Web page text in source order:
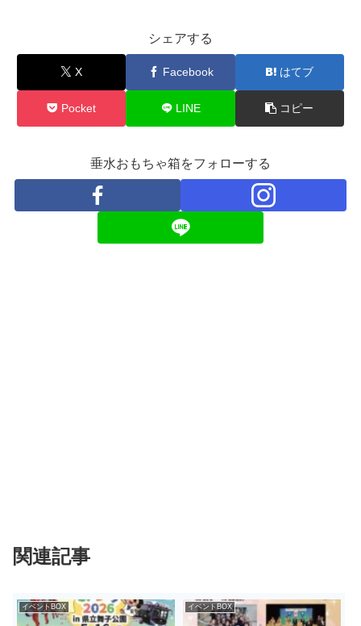
シェアする
X Facebook はてブ
Pocket LINE コピー
垂水おもちゃ箱をフォローする
関連記事
イベントBOX イベントBOX